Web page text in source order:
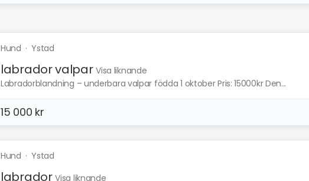
Hund ·Ystad
labrador valpar Visa liknande
Labradorblandning – underbara valpar födda 1 oktober Pris: 15000kr Den...
15 000 kr
Hund ·Ystad
labrador Visa liknande